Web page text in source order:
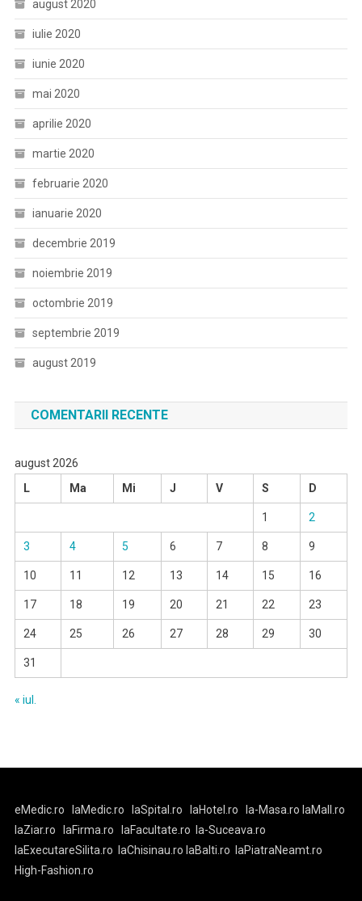
august 2020
iulie 2020
iunie 2020
mai 2020
aprilie 2020
martie 2020
februarie 2020
ianuarie 2020
decembrie 2019
noiembrie 2019
octombrie 2019
septembrie 2019
august 2019
COMENTARII RECENTE
august 2026
L
Ma Mi J V S D
1 2
3 4 5 6 7 8 9
10 11 12 13 14 15 16
17 18 19 20 21 22 23
24 25 26 27 28 29 30
31
« iul.
eMedic.ro laMedic.ro laSpital.ro laHotel.ro la-Masa.ro laMall.ro
laZiar.ro
laFirma.ro laFacultate.ro
la-Suceava.ro
laExecutareSilita.ro
laChisinau.ro laBalti.ro
laPiatraNeamt.ro
High-Fashion.ro